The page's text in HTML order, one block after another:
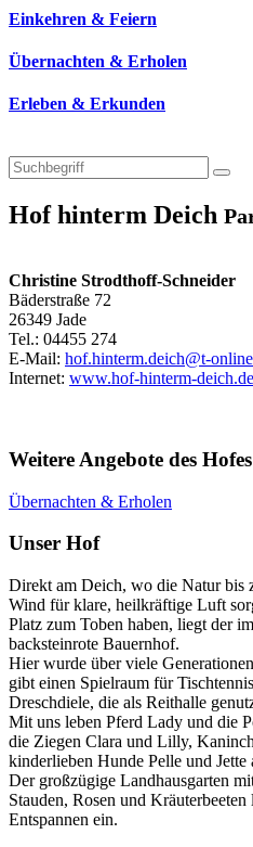
Einkehren & Feiern
Übernachten & Erholen
Erleben & Erkunden
Hof hinterm Deich
Christine Strodthoff-Schneider
Bäderstraße 72
26349 Jade
Tel.: 04455 274
E-Mail: hof.hinterm.deich@t-
Internet: www.hof-hinterm-deich.de
Weitere Angebote des Hofes
Übernachten & Erholen
Unser Hof
Direkt am Deich, wo die Natur bis
Wind für klare, heilkräftige Luft
Platz zum Toben haben, liegt der
backsteinrote Bauernhof.
Hier wurde über viele
gibt einen Spielraum für
Dreschdiele, die als Reithalle
Mit uns leben Pferd Lady und die
die Ziegen Clara und Lilly,
kinderlieben Hunde Pelle und Jette
Der großzügige Landhausgarten
Stauden, Rosen und
Entspannen ein.